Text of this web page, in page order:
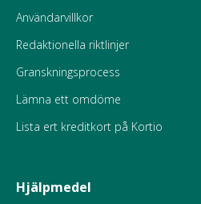
Användarvillkor
Redaktionella riktlinjer
Granskningsprocess
Lämna ett omdöme
Lista ert kreditkort på Kortio
Hjälpmedel